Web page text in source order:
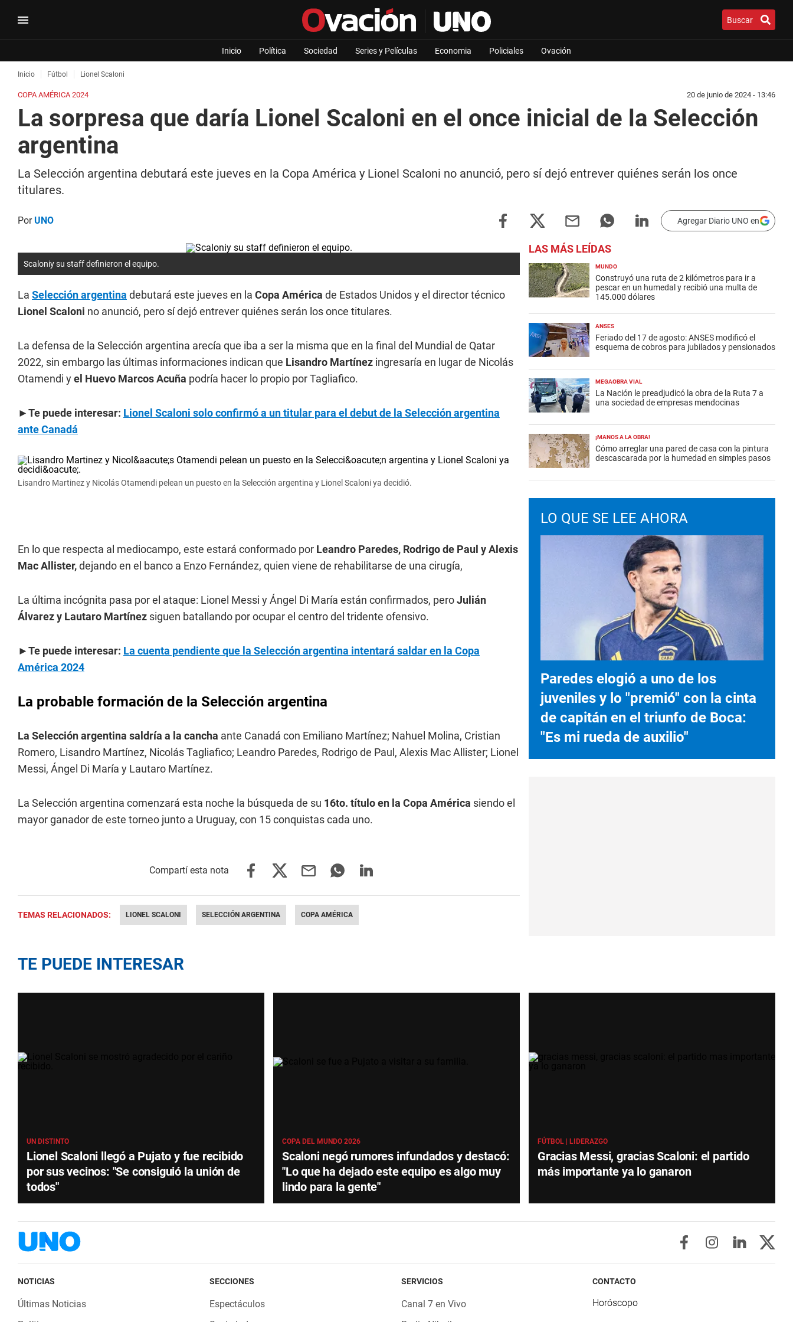
Buscar
Inicio Política Sociedad Series y Películas Economia Policiales Ovación
Inicio Fútbol Lionel Scaloni
COPA AMÉRICA 2024 20 de junio de 2024 - 13:46
La sorpresa que daría Lionel Scaloni en el once inicial de la Selección
argentina
La Selección argentina debutará este jueves en la Copa América y Lionel Scaloni no anunció, pero sí dejó entrever quiénes serán los once
titulares.
PorUNO Agregar Diario UNO en
Scaloniy su staff definieron el equipo.
La Selección argentina debutará este jueves en la Copa América de Estados Unidos y el director técnico
Lionel Scaloni no anunció, pero sí dejó entrever quiénes serán los once titulares.
La defensa de la Selección argentina arecía que iba a ser la misma que en la final del Mundial de Qatar
2022, sin embargo las últimas informaciones indican que Lisandro Martínez ingresaría en lugar de Nicolás
Otamendi yel Huevo Marcos Acuña podría hacer lo propio por Tagliafico.
►Te puede interesar: Lionel Scaloni solo confirmó a un titular para el debut de la Selección argentina
ante Canadá
Lisandro Martinez y Nicolás Otamendi pelean un puesto en la Selección argentina y Lionel Scaloni ya decidió.
En lo que respecta al mediocampo, este estará conformado por Leandro Paredes, Rodrigo de Paul y Alexis
Mac Allister,dejando en el banco a Enzo Fernández, quien viene de rehabilitarse de una cirugía,
La última incógnita pasa por el ataque: Lionel Messi y Ángel Di María están confirmados, peroJulián
Álvarez y Lautaro Martínez siguen batallando por ocupar el centro del tridente ofensivo.
►Te puede interesar: La cuenta pendiente que la Selección argentina intentará saldar en la Copa
América 2024
La probable formación de la Selección argentina
La Selección argentina saldría a la cancha ante Canadá con Emiliano Martínez; Nahuel Molina, Cristian
Romero, Lisandro Martínez, Nicolás Tagliafico; Leandro Paredes, Rodrigo de Paul, Alexis Mac Allister; Lionel
Messi, Ángel Di María y Lautaro Martínez.
La Selección argentina comenzará esta noche la búsqueda de su 16to. título en la Copa América siendo el
mayor ganador de este torneo junto a Uruguay, con 15 conquistas cada uno.
TEMAS RELACIONADOS: LIONEL SCALONI SELECCIÓN ARGENTINA COPA AMÉRICA
LAS MÁS LEÍDAS
MUNDO
Construyó una ruta de 2 kilómetros para ir a
pescar en un humedal y recibió una multa de
145.000 dólares
ANSES
Feriado del 17 de agosto: ANSES modificó el
esquema de cobros para jubilados y pensionados
MEGAOBRA VIAL
La Nación le preadjudicó la obra de la Ruta 7 a
una sociedad de empresas mendocinas
¡MANOS A LA OBRA!
Cómo arreglar una pared de casa con la pintura
descascarada por la humedad en simples pasos
LO QUE SE LEE AHORA
Paredes elogió a uno de los
juveniles y lo "premió" con la cinta
de capitán en el triunfo de Boca:
"Es mi rueda de auxilio"
TE PUEDE INTERESAR
UN DISTINTO
Lionel Scaloni llegó a Pujato y fue recibido
por sus vecinos: "Se consiguió la unión de
todos"
COPA DEL MUNDO 2026
Scaloni negó rumores infundados y destacó:
"Lo que ha dejado este equipo es algo muy
lindo para la gente"
FÚTBOL | LIDERAZGO
Gracias Messi, gracias Scaloni: el partido
más importante ya lo ganaron
NOTICIAS
Últimas Noticias
SECCIONES
Espectáculos
SERVICIOS
Canal 7 en Vivo
CONTACTO
Horóscopo